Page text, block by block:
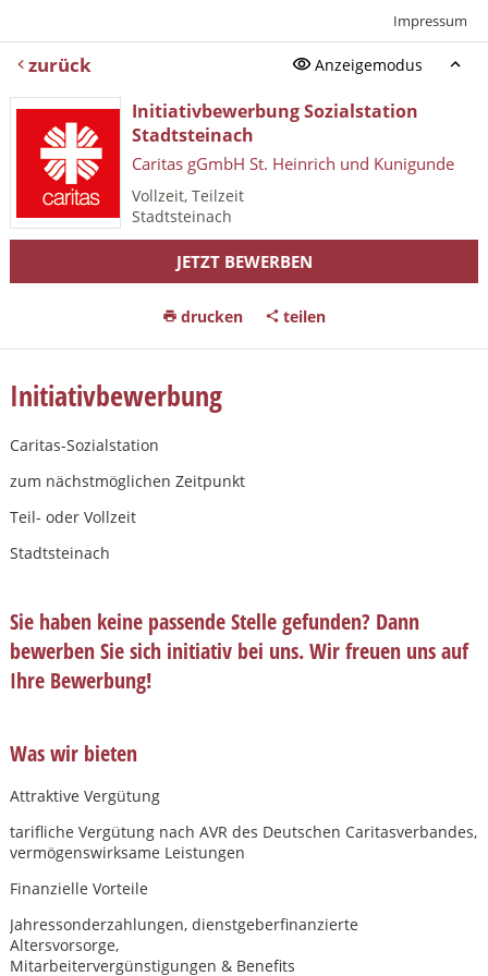
Impressum
zurück Anzeigemodus
Initiativbewerbung Sozialstation
Stadtsteinach
Caritas gGmbH St. Heinrich und Kunigunde
Vollzeit, Teilzeit
Stadtsteinach
JETZT BEWERBEN
drucken teilen
Initiativbewerbung
Caritas-Sozialstation
zum nächstmöglichen Zeitpunkt
Teil- oder Vollzeit
Stadtsteinach
Sie haben keine passende Stelle gefunden? Dann
bewerben Sie sich initiativ bei uns. Wir freuen uns auf
Ihre Bewerbung!
Was wir bieten
Attraktive Vergütung
tariﬂiche Vergütung nach AVR des Deutschen Caritasverbandes,
vermögenswirksame Leistungen
Finanzielle Vorteile
Jahressonderzahlungen, dienstgeberﬁnanzierte
Altersvorsorge,
Mitarbeitervergünstigungen & Benefits
Karte anzeigen